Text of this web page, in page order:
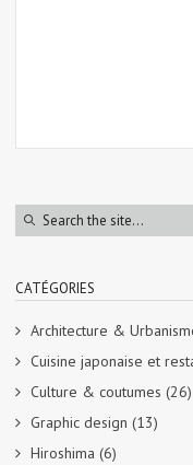
CATÉGORIES
Architecture &
Cuisine japonaise et
Culture & coutumes (26)
Graphic design (13)
Hiroshima (6)